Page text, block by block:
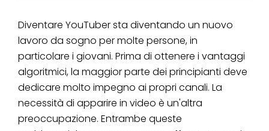
Diventare YouTuber sta diventando un nuovo
lavoro da sogno per molte persone, in
particolare i giovani. Prima di ottenere i vantaggi
algoritmici, la maggior parte dei principianti deve
dedicare molto impegno ai propri canali. La
necessità di apparire in video è un'altra
preoccupazione. Entrambe queste